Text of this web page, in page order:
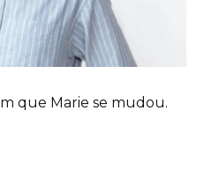
que Marie se mudou.